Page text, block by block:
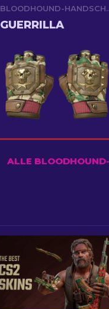
GUERRILLA
ALLE